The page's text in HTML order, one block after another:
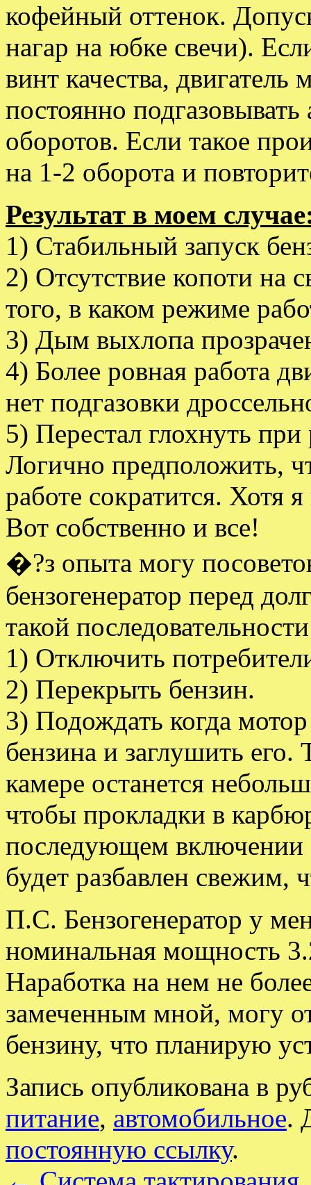
кофейный оттенок.
нагар на юбке свечи).
винт качества, двигатель
постоянно
оборотов. Если такое
на 1-2 оборота и
Результат в моем
1) Стабильный запуск
2) Отсутствие копоти на
того, в каком режиме
3) Дым выхлопа
4) Более ровная работа
нет подгазовки
5) Перестал глохнуть
Логично предположить,
работе сократится. Хотя
Вот собственно и все!
�?з опыта могу
бензогенератор перед
такой
1) Отключить
2) Перекрыть бензин.
3) Подождать когда мотор
бензина и заглушить
камере останется
чтобы прокладки в
последующем включении
будет разбавлен свежим,
П.С. Бензогенератор у
номинальная мощность
Наработка на нем не
замеченным мной, могу
бензину, что планирую
Запись опубликована в
питание, автомобильное.
постоянную ссылку.